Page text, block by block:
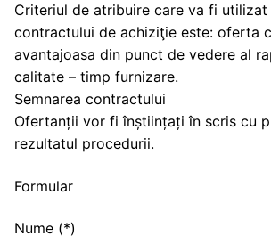
Criteriul de atribuire care va fi
contractului de achiziţie este: oferta
avantajoasa din punct de vedere al
calitate – timp furnizare.
Semnarea contractului
Ofertanții vor fi înștiințați în scris cu
rezultatul procedurii.
Formular
Nume (*)